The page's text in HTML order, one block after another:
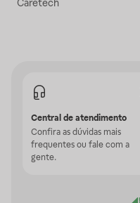
Caretech
Central de atendimento
Confira as dúvidas mais
frequentes ou fale com a
gente.